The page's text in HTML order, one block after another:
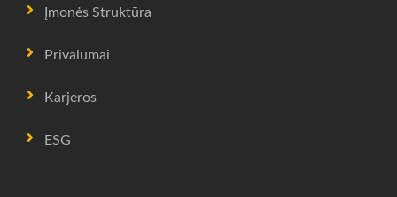
Įmonės Struktūra
Privalumai
Karjeros
ESG